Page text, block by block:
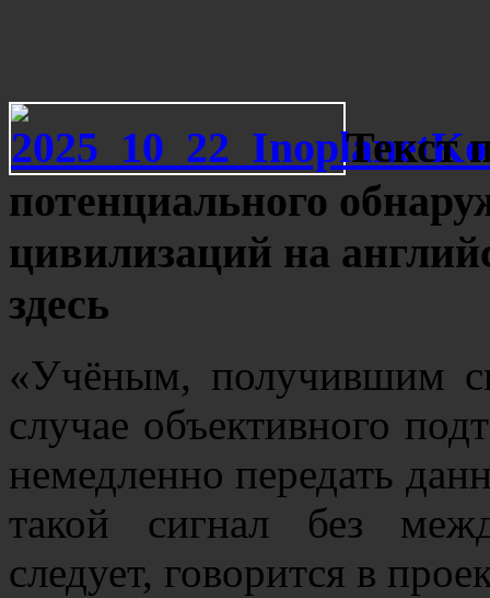
Текст
потенциального
цивилизаций на
здесь
«Учёным, получившим
случае объективного
немедленно передать
такой сигнал без
следует, говорится в